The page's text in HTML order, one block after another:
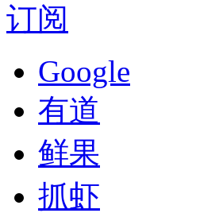
订阅
Google
有道
鲜果
抓虾